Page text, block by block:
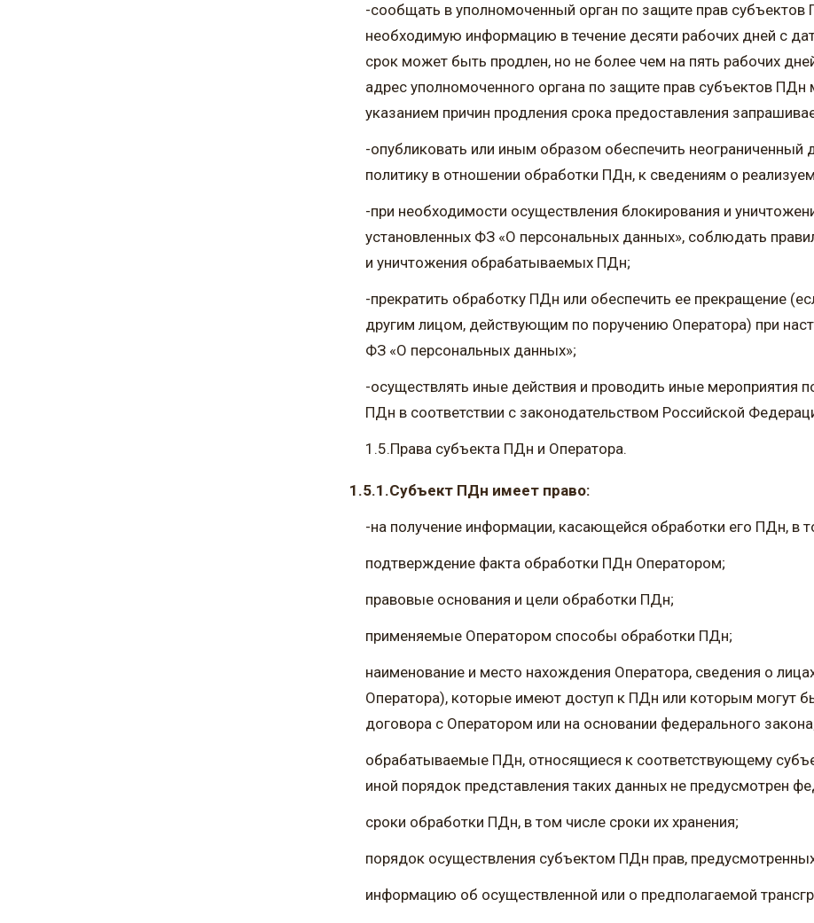
-сообщать в уполномоченный орган по защите прав субъектов
необходимую информацию в течение десяти рабочих дней с
срок может быть продлен, но не более чем на пять рабочих
адрес уполномоченного органа по защите прав субъектов
указанием причин продления срока предоставления
-опубликовать или иным образом обеспечить
политику в отношении обработки ПДн, к сведениям о
-при необходимости осуществления блокирования и
установленных ФЗ «О персональных данных», соблюдать
и уничтожения обрабатываемых ПДн;
-прекратить обработку ПДн или обеспечить ее прекращение
другим лицом, действующим по поручению Оператора) при
ФЗ «О персональных данных»;
-осуществлять иные действия и проводить иные мероприятия
ПДн в соответствии с законодательством Российской
1.5.Права субъекта ПДн и Оператора.
1.5.1.Субъект ПДн имеет право:
-на получение информации, касающейся обработки его ПДн, в
подтверждение факта обработки ПДн Оператором;
правовые основания и цели обработки ПДн;
применяемые Оператором способы обработки ПДн;
наименование и место нахождения Оператора, сведения о
Оператора), которые имеют доступ к ПДн или которым могут
договора с Оператором или на основании федерального
обрабатываемые ПДн, относящиеся к соответствующему
иной порядок представления таких данных не предусмотрен
сроки обработки ПДн, в том числе сроки их хранения;
порядок осуществления субъектом ПДн прав,
информацию об осуществленной или о предполагаемой